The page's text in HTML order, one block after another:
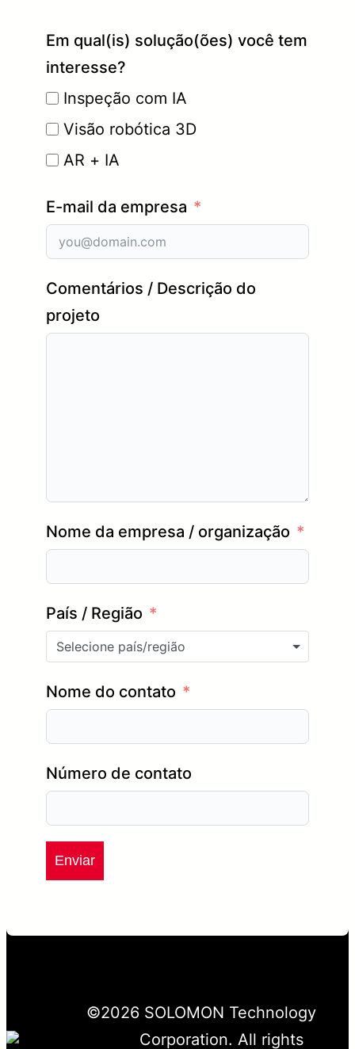
Em qual(is) solução(ões) você tem
interesse?
Inspeção com IA
Visão robótica 3D
AR + IA
E-mail da empresa
Comentários / Descrição do
projeto
Nome da empresa / organização
País / Região
Selecione país/região
Nome do contato
Número de contato
Enviar
©2026 SOLOMON Technology
Corporation. All rights